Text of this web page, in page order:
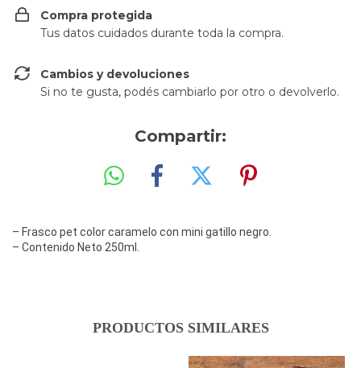
Compra protegida
Tus datos cuidados durante toda la compra.
Cambios y devoluciones
Si no te gusta, podés cambiarlo por otro o devolverlo.
Compartir:
– Frasco pet color caramelo con mini gatillo negro.
– Contenido Neto 250ml.
PRODUCTOS SIMILARES